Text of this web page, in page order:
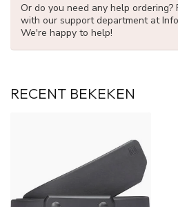
Or do you need any help
with our support department at
We're happy to help!
RECENT BEKEKEN